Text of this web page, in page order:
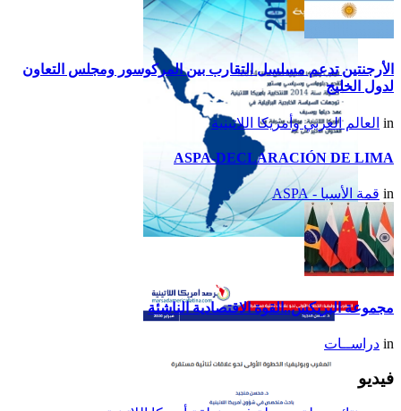
تقرير أمريكا اللاتينية لسنة
2014
الأرجنتين تدعم مسلسل التقارب بين المركوسور ومجلس التعاون
لدول الخليج
in العالم العربي وأمريكا اللاتينية
ASPA-DECLARACIÓN DE LIMA
in قمة الأسبا - ASPA
مجموعة البريكس..القوة الاقتصادية الناشئة
in دراســات
فيديو